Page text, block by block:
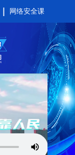
网络安全课